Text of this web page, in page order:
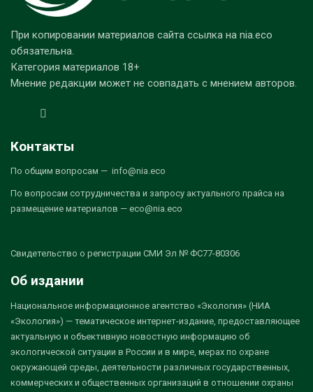
При копировании материалов сайта ссылка на nia.eco
обязательна.
Категория материалов 18+
Мнение редакции может не совпадать с мнением авторов.
Контакты
По общим вопросам — info@nia.eco
По вопросам сотрудничества и запросу актуального прайса на
размещение материалов — eco@nia.eco
Свидетельство о регистрации СМИ Эл № ФС77-80306
Об издании
Национальное информационное агентство «Экология» (НИА
«Экология») — тематическое интернет-издание, предоставляющее
актуальную и объективную новостную информацию об
экологической ситуации в России и в мире, мерах по охране
окружающей среды, деятельности различных государственных,
коммерческих и общественных организаций в отношении охраны